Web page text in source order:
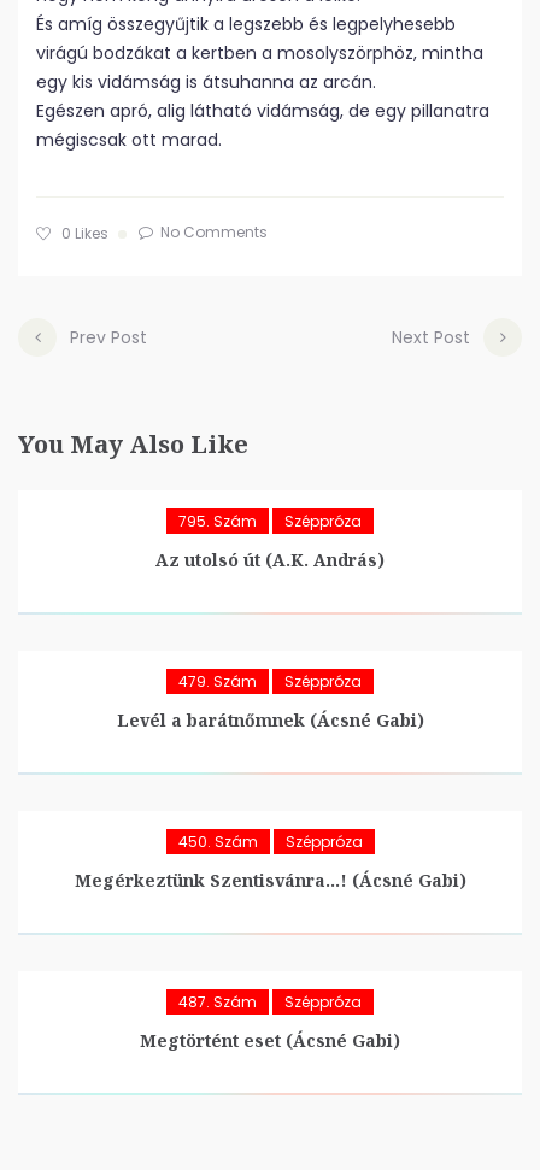
És amíg összegyűjtik a legszebb és legpelyhesebb
virágú bodzákat a kertben a mosolyszörphöz, mintha
egy kis vidámság is átsuhanna az arcán.
Egészen apró, alig látható vidámság, de egy pillanatra
mégiscsak ott marad.
0 Likes No Comments
Prev Post Next Post
You May Also Like
795. Szám Széppróza
Az utolsó út (A.K. András)
479. Szám Széppróza
Levél a barátnőmnek (Ácsné Gabi)
450. Szám Széppróza
Megérkeztünk Szentisvánra…! (Ácsné Gabi)
487. Szám Széppróza
Megtörtént eset (Ácsné Gabi)